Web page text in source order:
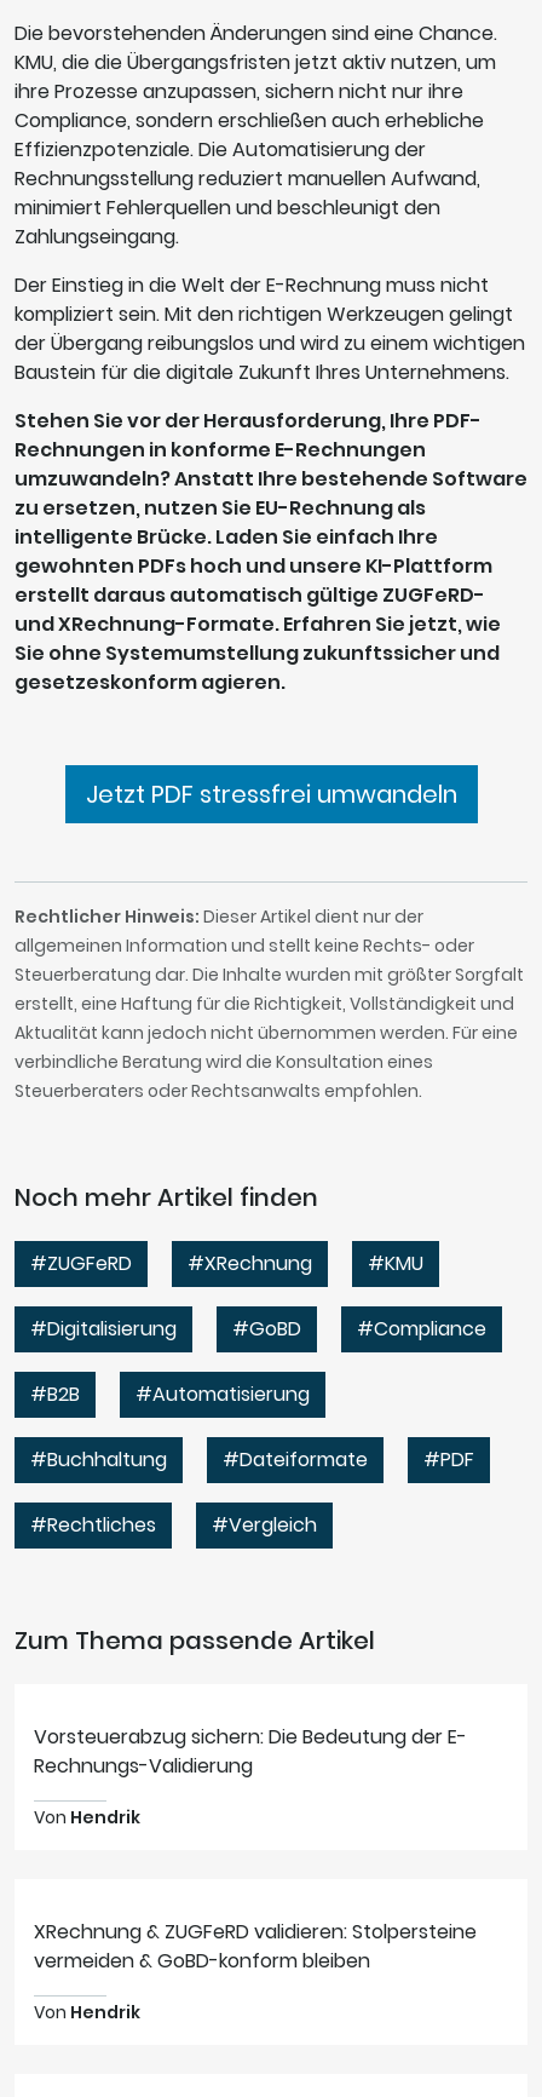
Die bevorstehenden Änderungen sind eine Chance.
KMU, die die Übergangsfristen jetzt aktiv nutzen, um
ihre Prozesse anzupassen, sichern nicht nur ihre
Compliance, sondern erschließen auch erhebliche
Effizienzpotenziale. Die Automatisierung der
Rechnungsstellung reduziert manuellen Aufwand,
minimiert Fehlerquellen und beschleunigt den
Zahlungseingang.
Der Einstieg in die Welt der E-Rechnung muss nicht
kompliziert sein. Mit den richtigen Werkzeugen gelingt
der Übergang reibungslos und wird zu einem wichtigen
Baustein für die digitale Zukunft Ihres Unternehmens.
Stehen Sie vor der Herausforderung, Ihre PDF-
Rechnungen in konforme E-Rechnungen
umzuwandeln? Anstatt Ihre bestehende Software
zu ersetzen, nutzen Sie EU-Rechnung als
intelligente Brücke. Laden Sie einfach Ihre
gewohnten PDFs hoch und unsere KI-Plattform
erstellt daraus automatisch gültige ZUGFeRD-
und XRechnung-Formate. Erfahren Sie jetzt, wie
Sie ohne Systemumstellung zukunftssicher und
gesetzeskonform agieren.
Jetzt PDF stressfrei umwandeln
Rechtlicher Hinweis: Dieser Artikel dient nur der
allgemeinen Information und stellt keine Rechts- oder
Steuerberatung dar. Die Inhalte wurden mit größter Sorgfalt
erstellt, eine Haftung für die Richtigkeit, Vollständigkeit und
Aktualität kann jedoch nicht übernommen werden. Für eine
verbindliche Beratung wird die Konsultation eines
Steuerberaters oder Rechtsanwalts empfohlen.
Noch mehr Artikel finden
#ZUGFeRD #XRechnung #KMU
#Digitalisierung #GoBD #Compliance
#B2B #Automatisierung
#Buchhaltung #Dateiformate #PDF
#Rechtliches #Vergleich
Zum Thema passende Artikel
Vorsteuerabzug sichern: Die Bedeutung der E-
Rechnungs-Validierung
Von Hendrik
XRechnung & ZUGFeRD validieren: Stolpersteine
vermeiden & GoBD-konform bleiben
Von Hendrik